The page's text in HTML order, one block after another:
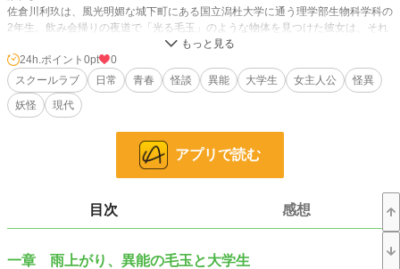
佐倉川利玖は、風光明媚な城下町にある国立潟杜大学に通う理学部生物科学科の
2年生。飲み会帰りの夜道で「光る毛玉」のような物体を見つけた彼女は、それ
に触れようと指を伸ばした次の瞬間、毛玉に襲い掛かられて声が出なくなってし
まう。そこに現れたのは工学部三年生の青年・熊野史岐。筆談で状況の説明を求
める利玖に、彼は告げる。「それ、喉に憑くやつなんだよね。だから、いわゆる
『口移し』でしか──」
※本作はホームページ及び「pixiv」「カクヨム」「アルファポリス」「エブリ
228,724 位 / 228,724 件
24h.ポイント 0 pt
24h.ポイント 0pt
0
スクールラブ
日常 青春 怪談 異能 大学生 女主人公
怪異
妖怪
現代
アプリで読む
目次 感想
一章 雨上がり、異能の毛玉と大学生